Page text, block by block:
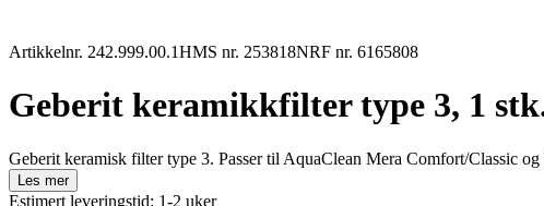
Artikkelnr. 242.999.00.1HMS nr. 253818NRF nr. 6165808
Geberit keramikkfilter type 3, 1
Geberit keramisk filter type 3. Passer til AquaClean Mera Comfort/Classic
Les mer
Estimert leveringstid: 1-2 uker